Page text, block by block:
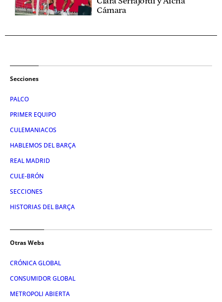
Cámara
Secciones
PALCO
PRIMER EQUIPO
CULEMANIACOS
HABLEMOS DEL BARÇA
REAL MADRID
CULE-BRÓN
SECCIONES
HISTORIAS DEL BARÇA
Otras Webs
CRÓNICA GLOBAL
CONSUMIDOR GLOBAL
METROPOLI ABIERTA